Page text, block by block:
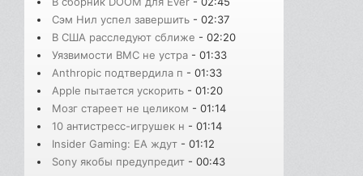
Сэм Нил успел завершить - 02:37
В США расследуют сближе - 02:20
Уязвимости BMC не устра - 01:33
Anthropic подтвердила п - 01:33
Apple пытается ускорить - 01:20
Мозг стареет не целиком - 01:14
10 антистресс-игрушек н - 01:14
Insider Gaming: EA ждут - 01:12
Sony якобы предупредит - 00:43